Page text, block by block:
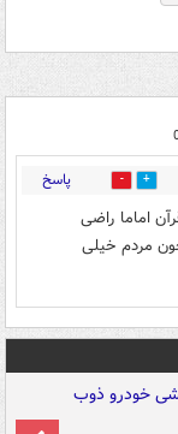
0 پاسخ
اماما راضی
مردم خیلی